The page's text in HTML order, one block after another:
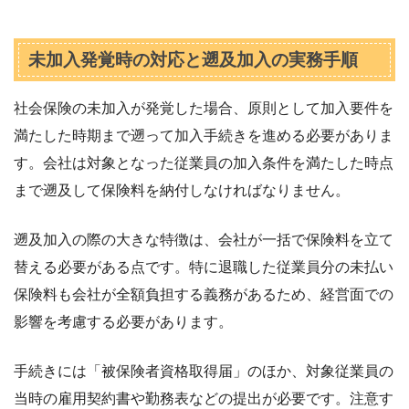
未加入発覚時の対応と遡及加入の実務手順
社会保険の未加入が発覚した場合、原則として加入要件を
満たした時期まで遡って加入手続きを進める必要がありま
す。会社は対象となった従業員の加入条件を満たした時点
まで遡及して保険料を納付しなければなりません。
遡及加入の際の大きな特徴は、会社が一括で保険料を立て
替える必要がある点です。特に退職した従業員分の未払い
保険料も会社が全額負担する義務があるため、経営面での
影響を考慮する必要があります。
手続きには「被保険者資格取得届」のほか、対象従業員の
当時の雇用契約書や勤務表などの提出が必要です。注意す